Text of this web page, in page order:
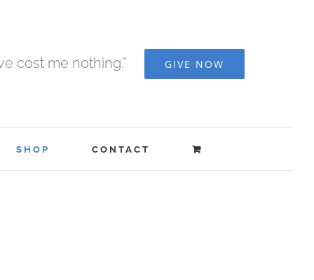
cost me nothing.” GIVE NOW
SHOP CONTACT